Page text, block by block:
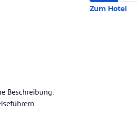
Zum Hotel
Beschreibung.